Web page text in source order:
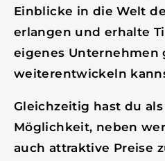
Einblicke in die Welt
erlangen und erhalte
eigenes Unternehmen
weiterentwickeln
Gleichzeitig hast du
Möglichkeit, neben
auch attraktive Preise